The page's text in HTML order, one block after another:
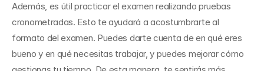
Además, es útil practicar el examen realizando pruebas
cronometradas. Esto te ayudará a acostumbrarte al
formato del examen. Puedes darte cuenta de en qué eres
bueno y en qué necesitas trabajar, y puedes mejorar cómo